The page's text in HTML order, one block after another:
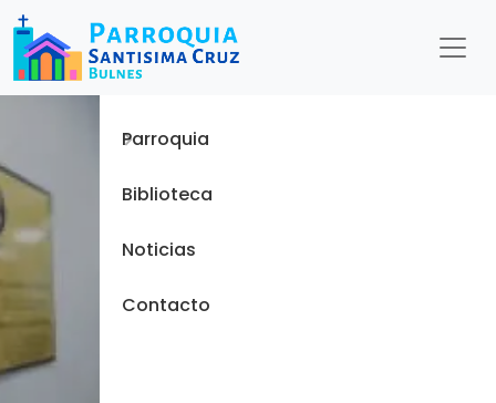
Menu
Inicio
Parroquia
Biblioteca
Noticias
Contacto